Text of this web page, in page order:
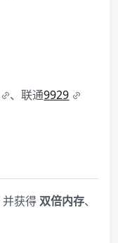
、联通9929
并获得 双倍内存、